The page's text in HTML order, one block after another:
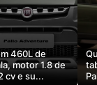
460L de
motor 1.8 de
cv e su...